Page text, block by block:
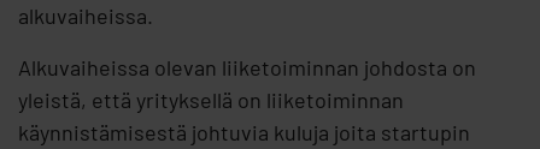
alkuvaiheissa.
Alkuvaiheissa olevan liiketoiminnan johdosta on
yleistä, että yrityksellä on liiketoiminnan
käynnistämisestä johtuvia kuluja joita startupin